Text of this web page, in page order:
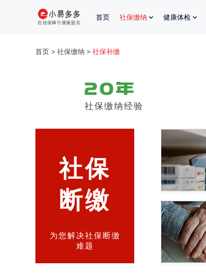
首页 社保缴纳 健康体检
首页 > 社保缴纳 > 社保补缴
社保缴纳经验
社保
断缴
为您解决社保断缴
难题